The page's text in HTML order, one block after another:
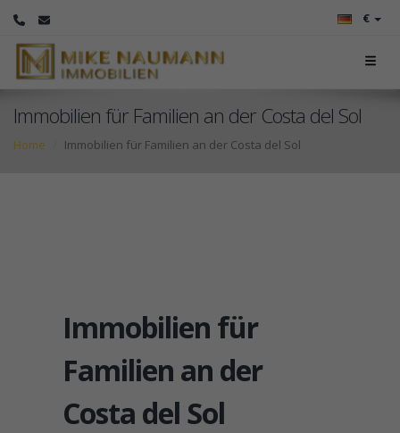
€
Immobilien für Familien an der Costa del Sol
Home Immobilien für Familien an der Costa del Sol
Immobilien für
Familien an der
Costa del Sol